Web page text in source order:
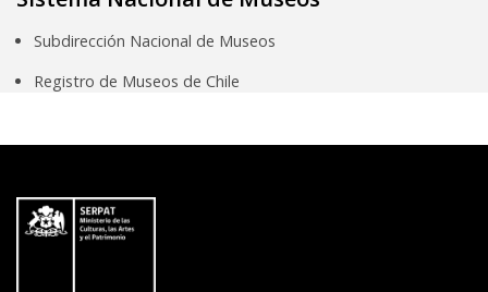
Subdirección Nacional de Museos
Registro de Museos de Chile